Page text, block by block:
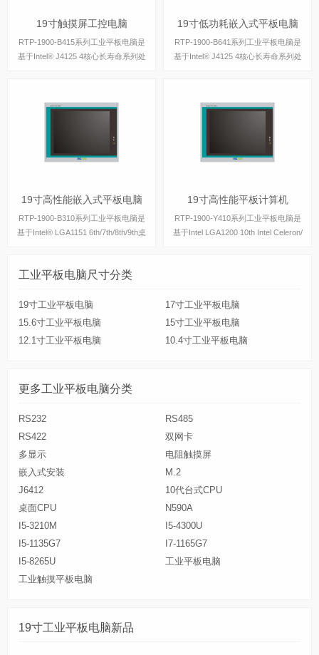
19寸触摸屏工控电脑
RTP-1900-B415系列工业平板电脑是
基于Intel® J4125 4核心长寿命系列处
19寸低功耗嵌入式平板电脑
RTP-1900-B641系列工业平板电脑是
基于Intel® J4125 4核心长寿命系列处
19寸高性能嵌入式平板电脑
RTP-1900-B310系列工业平板电脑是
基于Intel® LGA1151 6th/7th/8th/9th桌
dows操作系统。
19寸高性能平板计算机
RTP-1900-Y410系列工业平板电脑是
基于Intel LGA1200 10th Intel Celeron/
工业平板电脑尺寸分类
19寸工业平板电脑
17寸工业平板电脑
15.6寸工业平板电脑
15寸工业平板电脑
12.1寸工业平板电脑
10.4寸工业平板电脑
更多工业平板电脑分类
RS232
RS485
RS422
双网卡
多显示
电阻触摸屏
嵌入式安装
M.2
J6412
10代台式CPU
桌面CPU
N590A
I5-3210M
I5-4300U
I5-1135G7
I7-1165G7
I5-8265U
工业平板电脑
工业触摸平板电脑
19寸工业平板电脑新品